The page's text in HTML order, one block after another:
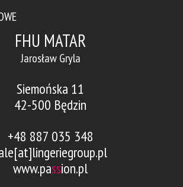
FHU MATAR
Jarosław Gryla
Siemońska 11
42-500 Będzin
+48 887 035 348
www.passion.pl